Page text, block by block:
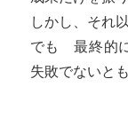
しかし、それ
でも 最終的
失敗でないと